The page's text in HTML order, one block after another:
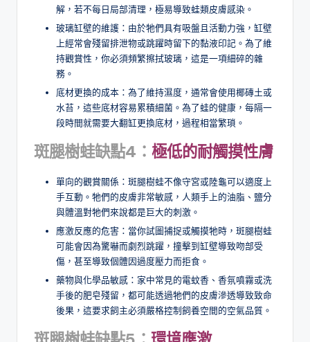
解，若不每日局部清理，極易導致蛙類皮膚感染。
玻璃缸壁的維護：由於牠們具有吸盤且活動力強，缸壁
上經常會殘留排泄物或跳躍時留下的黏液印記。為了維
持觀賞性，你必須頻繁擦拭玻璃，這是一項細碎的雜
務。
底材更換的成本：為了維持濕度，通常會使用椰磚土或
水苔，這些底材容易累積細菌。為了蛙的健康，每隔一
段時間就需要大翻缸更換底材，過程相當繁瑣。
斑腿樹蛙缺點4： 極低的耐觸摸性膚
單向的觀賞關係：斑腿樹蛙不像守宮或陸龜可以適度上
手互動。牠們的皮膚非常敏感，人類手上的油脂、鹽分
與體溫對牠們來說都是巨大的刺激。
應激反應的危害：當你試圖捕捉或觸摸牠時，斑腿樹蛙
可能會因為驚嚇而劇烈跳躍，撞擊到缸壁導致吻部受
傷，甚至導致個體因過度壓力而拒食。
藥物與化學品敏感：家中常見的電蚊香、香氛噴霧或洗
手後的肥皂殘留，都可能透過牠們的皮膚滲透導致致命
後果，這要求飼主必須嚴格控制飼養空間的空氣品質。